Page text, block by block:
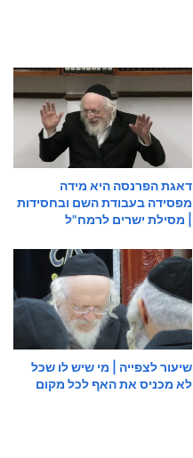
דאגת הפרנסה היא מידה
מפסידה בעבודת השם ובחסידות
| מסילת ישרים לרמח"ל
שיעור לצפייה | מי שיש לו שכל
לא מכניס את האף לכל מקום